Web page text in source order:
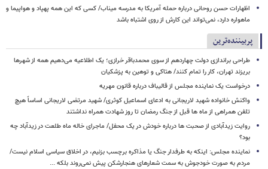
اظهارات حسن روحانی درباره حمله آمریکا به مدرسه میناب/ کسی که این همه پهپاد و هواپیما و
ماهواره دارد، نمی‌تواند این کارش از روی اشتباه باشد
پربیننده‌ترین
طراحی براندازی دولت چهاردهم از سوی محمدباقر خرازی؛ یک اطلاعیه می‌دهیم همه از شهرها
بریزند تهران، کار را تمام کنند/ هتاکی و توهین به پزشکیان
درخواست یک نماینده مجلس از قالیباف درباره قانون مهریه
واکنش خانواده شهید لاریجانی به ادعای اسماعیل کوثری/ شهید مرتضی لاریجانی اساساً هیچ
تلفن همراهی از ماه ها قبل از جنگ رمضان تا روز شهادت همراه نداشتند
روایت زیدآبادی از صحبت ها درباره خودش در یک محفل/ ماجرای خاله ماه طلعت در زیدآباد چه
بود؟
نماینده مجلس: اینکه به طرفدار جنگ یا مذاکره برچسب بزنیم، در اخلاق سیاسی اسلام نیست/
مردم به صورت خودجوش به سمت شعارهای هنجارشکن پیش نمی‌روند بلکه ...